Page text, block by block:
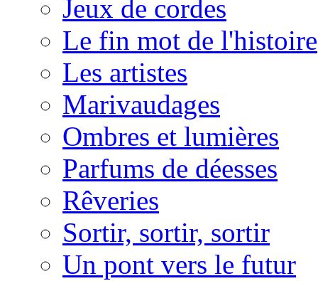
Jeux de cordes
Le fin mot de l'histoire
Les artistes
Marivaudages
Ombres et lumières
Parfums de déesses
Rêveries
Sortir, sortir, sortir
Un pont vers le futur